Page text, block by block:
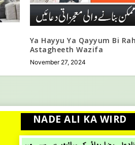
Ya Hayyu Ya Qayyum Bi
Astagheeth Wazifa
November 27, 2024
NADE ALI KA WIRD